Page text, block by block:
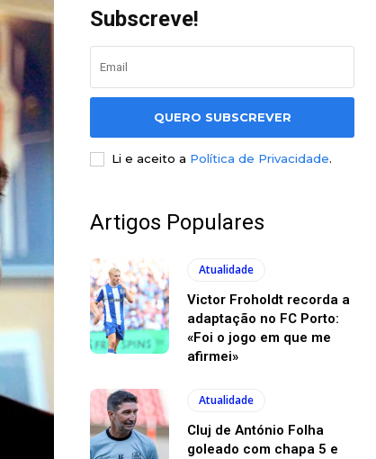
Subscreve!
QUERO SUBSCREVER
Li e aceito a Política de Privacidade.
Artigos Populares
Atualidade
Victor Froholdt recorda a
adaptação no FC Porto:
«Foi o jogo em que me
afirmei»
Atualidade
Cluj de António Folha
goleado com chapa 5 e